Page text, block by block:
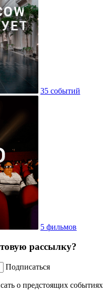
35 событий
5 фильмов
рассылку?
Подписаться
о предстоящих событиях